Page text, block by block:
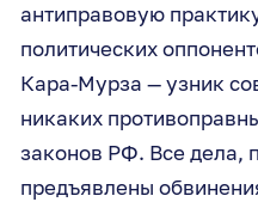
антиправовую
политических
Кара-Мурза — узник
никаких
законов РФ. Все дела,
предъявлены